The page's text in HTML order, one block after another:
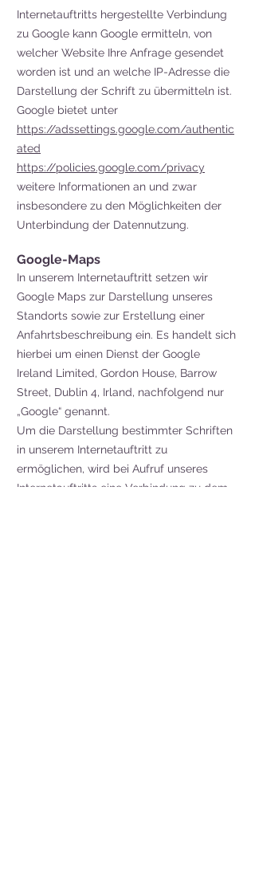
Internetauftritts hergestellte Verbindung
zu Google kann Google ermitteln, von
welcher Website Ihre Anfrage gesendet
worden ist und an welche IP-Adresse die
Darstellung der Schrift zu übermitteln ist.
Google bietet unter
https://adssettings.google.com/authentic
ated
https://policies.google.com/privacy
weitere Informationen an und zwar
insbesondere zu den Möglichkeiten der
Unterbindung der Datennutzung.
Google-Maps
In unserem Internetauftritt setzen wir
Google Maps zur Darstellung unseres
Standorts sowie zur Erstellung einer
Anfahrtsbeschreibung ein. Es handelt sich
hierbei um einen Dienst der Google
Ireland Limited, Gordon House, Barrow
Street, Dublin 4, Irland, nachfolgend nur
„Google“ genannt.
Um die Darstellung bestimmter Schriften
in unserem Internetauftritt zu
ermöglichen, wird bei Aufruf unseres
Internetauftritts eine Verbindung zu dem